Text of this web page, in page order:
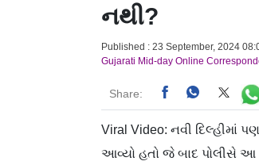
નથી?
Published : 23 September, 2024
Gujarati Mid-day Online
Share:
Viral Video: નવી દિલ્હીમાં
આવ્યો હતો જે બાદ પોલીસે આ